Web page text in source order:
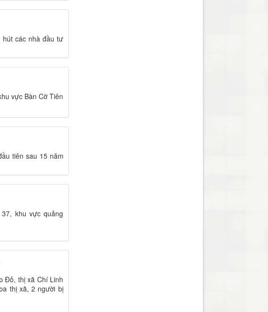
các nhà đầu tư
vực Bàn Cờ Tiên
tiên sau 15 năm
khu vực quảng
Đỏ, thị xã Chí Linh
thị xã, 2 người bị